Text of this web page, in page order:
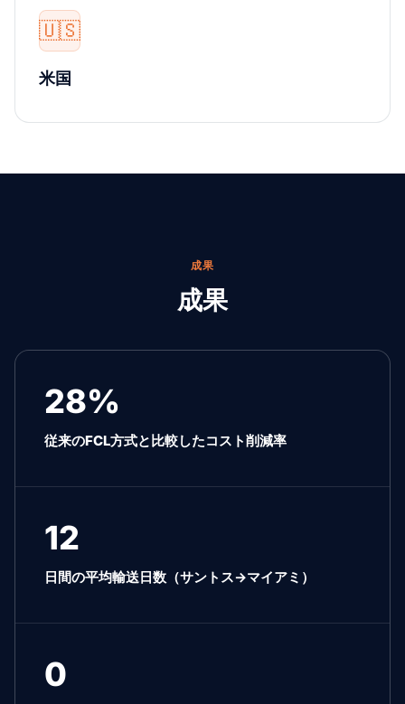
🇺🇸
米国
成果
成果
28%
従来のFCL方式と比較したコスト削減率
12
日間の平均輸送日数（サントス→マイアミ）
0